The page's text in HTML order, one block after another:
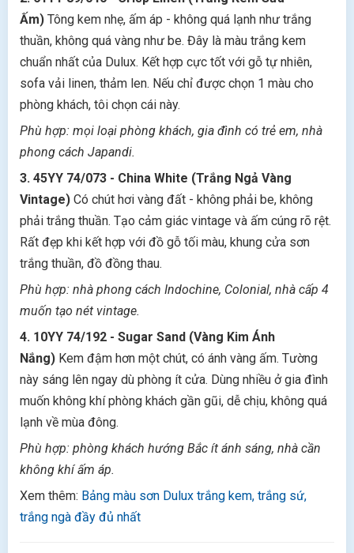
Ấm) Tông kem nhẹ, ấm áp - không quá lạnh như trắng
thuần, không quá vàng như be. Đây là màu trắng kem
chuẩn nhất của Dulux. Kết hợp cực tốt với gỗ tự nhiên,
sofa vải linen, thảm len. Nếu chỉ được chọn 1 màu cho
phòng khách, tôi chọn cái này.
Phù hợp: mọi loại phòng khách, gia đình có trẻ em, nhà
phong cách Japandi.
3. 45YY 74/073 - China White (Trắng Ngả Vàng
Vintage) Có chút hơi vàng đất - không phải be, không
phải trắng thuần. Tạo cảm giác vintage và ấm cúng rõ rệt.
Rất đẹp khi kết hợp với đồ gỗ tối màu, khung cửa sơn
trắng thuần, đồ đồng thau.
Phù hợp: nhà phong cách Indochine, Colonial, nhà cấp 4
muốn tạo nét vintage.
4. 10YY 74/192 - Sugar Sand (Vàng Kim Ánh
Nắng) Kem đậm hơn một chút, có ánh vàng ấm. Tường
này sáng lên ngay dù phòng ít cửa. Dùng nhiều ở gia đình
muốn không khí phòng khách gần gũi, dễ chịu, không quá
lạnh về mùa đông.
Phù hợp: phòng khách hướng Bắc ít ánh sáng, nhà cần
không khí ấm áp.
Xem thêm: Bảng màu sơn Dulux trắng kem, trắng sứ,
trắng ngà đầy đủ nhất